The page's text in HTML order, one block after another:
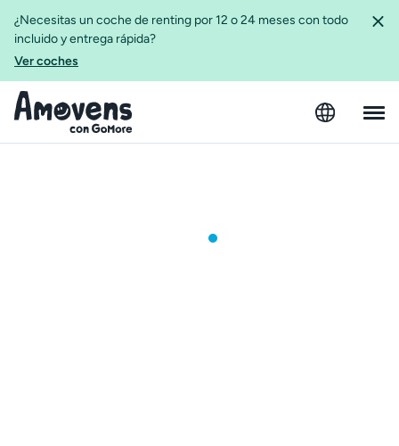
¿Necesitas un coche de renting por 12 o 24 meses con todo
incluido y entrega rápida?
Ver coches